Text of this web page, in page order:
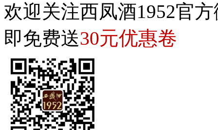
欢迎关注西凤酒1952官
即免费送30元优惠卷